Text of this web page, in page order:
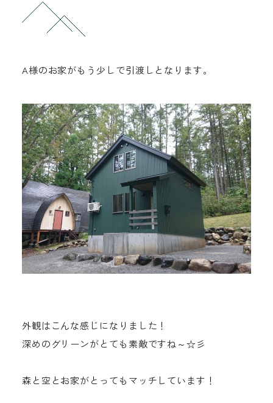
tel.0261-75-2433
A様のお家がもう少しで引渡しとなります。
外観はこんな感じになりました！
深めのグリーンがとても素敵ですね～☆彡
森と空とお家がとってもマッチしています！